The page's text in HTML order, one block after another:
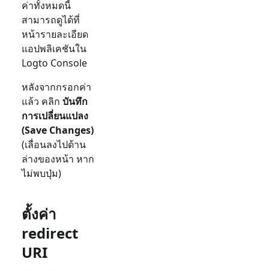
ค่าทั้งหมดนี้
สามารถดูได้ที่
หน้ารายละเอียด
แอปพลิเคชันใน
Logto Console
หลังจากกรอกค่า
แล้ว คลิก บันทึก
การเปลี่ยนแปลง
(Save Changes)
(เลื่อนลงไปด้าน
ล่างของหน้า หาก
ไม่พบปุ่ม)
ตั้งค่า
redirect
URI